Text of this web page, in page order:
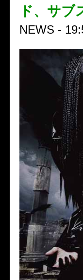
ド、サ
NEWS -